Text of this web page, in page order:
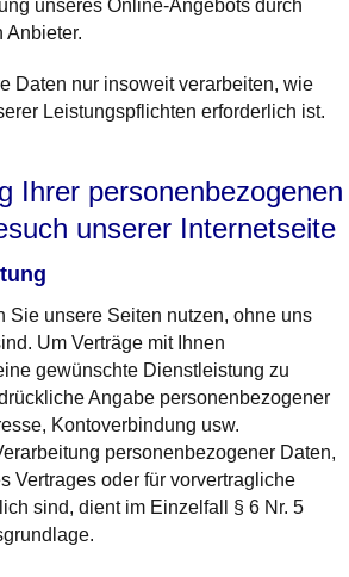
unseres Online-Angebots durch
Anbieter.
Daten nur insoweit verarbeiten, wie
Leistungspflichten erforderlich ist.
Ihrer personenbezogenen
unserer Internetseite
Sie unsere Seiten nutzen, ohne uns
Um Verträge mit Ihnen
gewünschte Dienstleistung zu
Angabe personenbezogener
Kontoverbindung usw.
personenbezogener Daten,
Vertrages oder für vorvertragliche
sind, dient im Einzelfall § 6 Nr. 5